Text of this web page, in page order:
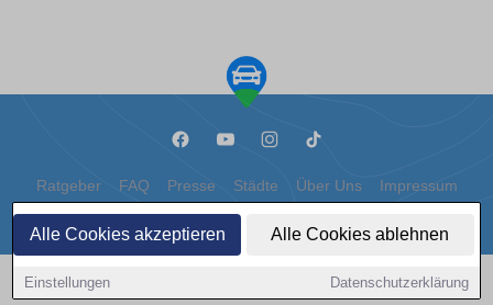
Alle Cookies akzeptieren Alle Cookies ablehnen
Einstellungen Datenschutzerklärung
Ratgeber FAQ Presse Städte Über Uns Impressum
Datenschutz Cookies
Copyright © 2000 - 2026 | 1A Infosysteme GmbH | Content by: 1a-sites-autos